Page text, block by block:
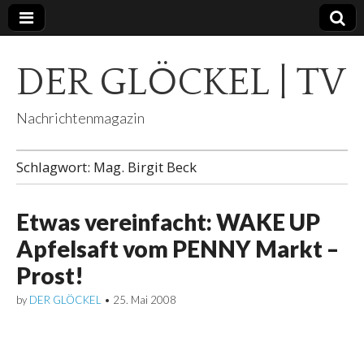
DER GLÖCKEL | TV
Nachrichtenmagazin
Schlagwort: Mag. Birgit Beck
Etwas vereinfacht: WAKE UP
Apfelsaft vom PENNY Markt –
Prost!
by DER GLÖCKEL • 25. Mai 2008